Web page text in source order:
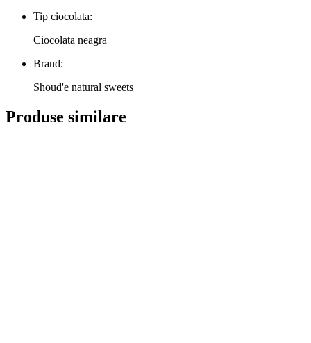
Tip ciocolata:
Ciocolata neagra
Brand:
Shoud'e natural sweets
Produse similare